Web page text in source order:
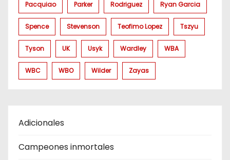
Pacquiao Parker Rodriguez Ryan Garcia
Spence Stevenson Teofimo Lopez Tszyu
Tyson UK Usyk Wardley WBA
WBC WBO Wilder Zayas
Adicionales
Campeones inmortales